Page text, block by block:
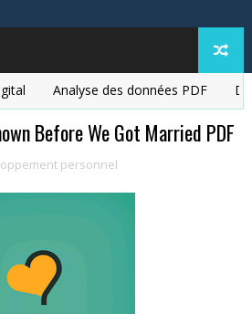
Analyse des données PDF
Before We Got Married PDF
personnel